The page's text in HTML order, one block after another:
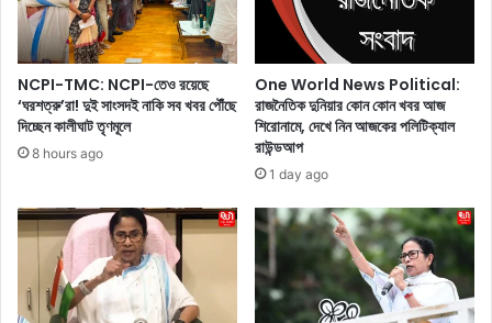
ভা
ই
রা
ল
ভি
ডি
ও
ত্য
তা
ছো
ট
জি
নি
স
ভু
লে
ন
?
ব্রে
ন
NCPI-TMC: NCPI-তেও রয়েছে
‘ঘরশত্রু’রা! দুই সাংসদই নাকি সব খবর পৌঁছে
দিচ্ছেন কালীঘাট তৃণমূলে
8 hours ago
One World News Political:
রাজনৈতিক দুনিয়ার কোন কোন খবর আজ
শিরোনামে, দেখে নিন আজকের পলিটিক্যাল
রাউন্ডআপ
1 day ago